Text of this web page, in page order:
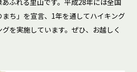
ふれる里山です。平成28年には全国
ち」を宣言、1年を通してハイキング
を実施しています。ぜひ、お越しく